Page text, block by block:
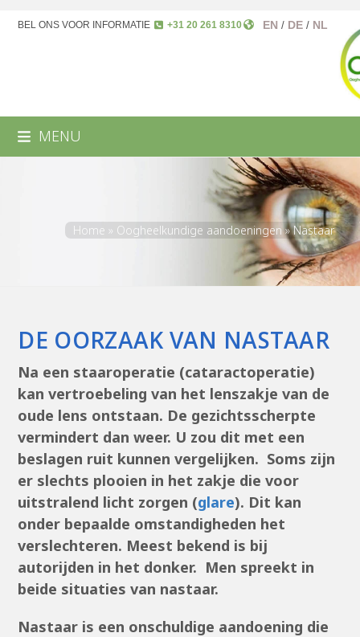
BEL ONS VOOR INFORMATIE +31 20 261 8310 EN / DE / NL
MENU
Home » Oogheelkundige aandoeningen»Nastaar
DE OORZAAK VAN NASTAAR
Na een staaroperatie (cataractoperatie)
kan vertroebeling van het lenszakje van de
oude lens ontstaan. De gezichtsscherpte
vermindert dan weer. U zou dit met een
beslagen ruit kunnen vergelijken. Soms zijn
er slechts plooien in het zakje die voor
uitstralend licht zorgen (glare). Dit kan
onder bepaalde omstandigheden het
verslechteren. Meest bekend is bij
autorijden in het donker. Men spreekt in
beide situaties van nastaar.
Nastaar is een onschuldige aandoening die